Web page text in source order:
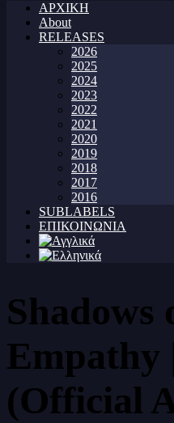
ΑΡΧΙΚΗ
About
RELEASES
2026
2025
2024
2023
2022
2021
2020
2019
2018
2017
2016
SUBLABELS
ΕΠΙΚΟΙΝΩΝΙΑ
Shadows
Empathy
(Official